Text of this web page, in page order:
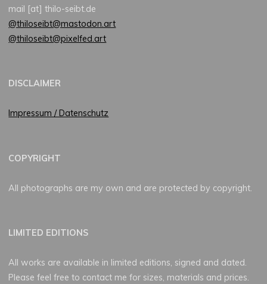
mail [at] thilo-seibt.de
@thiloseibt@mastodon.art
@thiloseibt@pixelfed.art
DISCLAIMER
Impressum / Datenschutz
COPYRIGHT
All photographs are my own and are protected by copyright.
LIMITED EDITIONS
All works are available in limited editions, signed and dated.
Please feel free to contact me for sizes, materials and prices.